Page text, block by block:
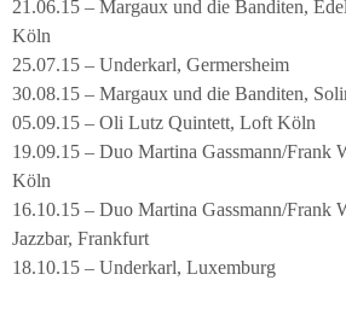
21.06.15 – Margaux und die Banditen,
Köln
25.07.15 – Underkarl, Germersheim
30.08.15 – Margaux und die Banditen,
05.09.15 – Oli Lutz Quintett, Loft Köln
19.09.15 – Duo Martina Gassmann/Frank
Köln
16.10.15 – Duo Martina Gassmann/Frank
Jazzbar, Frankfurt
18.10.15 – Underkarl, Luxemburg